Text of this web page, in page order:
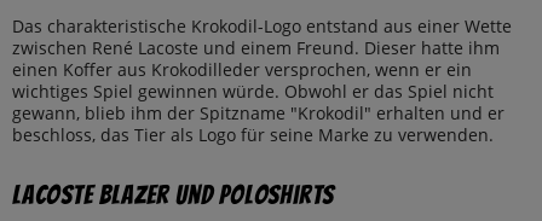
Das charakteristische Krokodil-Logo entstand aus einer Wette
zwischen René Lacoste und einem Freund. Dieser hatte ihm
einen Koffer aus Krokodilleder versprochen, wenn er ein
wichtiges Spiel gewinnen würde. Obwohl er das Spiel nicht
gewann, blieb ihm der Spitzname "Krokodil" erhalten und er
beschloss, das Tier als Logo für seine Marke zu verwenden.
Lacoste Blazer und Poloshirts